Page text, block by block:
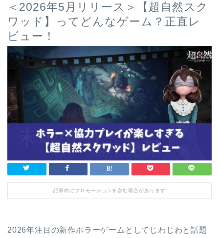
＜2026年5月リリース＞【超自然スク
ワッド】ってどんなゲーム？正直レ
ビュー！
記事内にプロモーションを含む場合があります
2026年注目の新作ホラーゲームとしてじわじわと話題